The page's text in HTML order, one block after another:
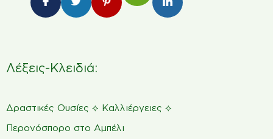
Λέξεις-Κλειδιά:
Δραστικές Ουσίες ⟡ Καλλιέργειες ⟡
Περονόσπορο στο Αμπέλι